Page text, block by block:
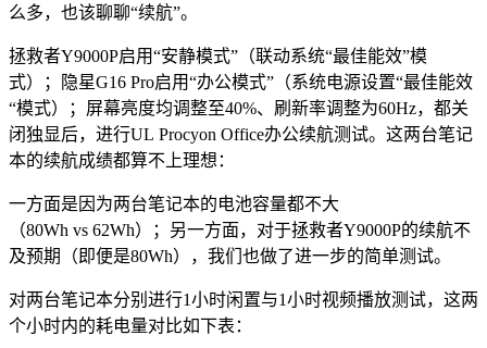
么多，也该聊聊“续航”。
拯救者Y9000P启用“安静模式”（联动系统“最佳能效”模
式）；隐星G16 Pro启用“办公模式”（系统电源设置“最佳能效
“模式）；屏幕亮度均调整至40%、刷新率调整为60Hz，都关
闭独显后，进行UL Procyon Office办公续航测试。这两台笔记
本的续航成绩都算不上理想：
一方面是因为两台笔记本的电池容量都不大
（80Wh vs 62Wh）；另一方面，对于拯救者Y9000P的续航不
及预期（即便是80Wh），我们也做了进一步的简单测试。
对两台笔记本分别进行1小时闲置与1小时视频播放测试，这两
个小时内的耗电量对比如下表：